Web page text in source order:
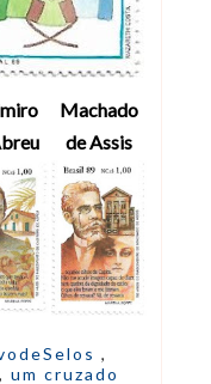
Machado
de Assis
,
, um cruzado